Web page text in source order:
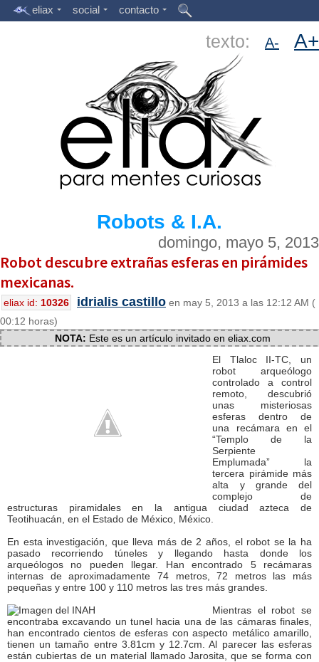
eliax social contacto
texto: A- A+
Robots & I.A.
domingo, mayo 5, 2013
Robot descubre extrañas esferas en pirámides
mexicanas.
eliax id: 10326 idrialis castillo en may 5, 2013 a las 12:12 AM (
00:12 horas)
NOTA: Este es un artículo invitado en eliax.com
El Tlaloc II-TC, un
robot arqueólogo
controlado a control
remoto, descubrió
unas misteriosas
esferas dentro de
una recámara en el
“Templo de la
Serpiente
Emplumada” la
tercera pirámide más
alta y grande del
complejo de
estructuras piramidales en la antigua ciudad azteca de
Teotihuacán, en el Estado de México, México.
En esta investigación, que lleva más de 2 años, el robot se la ha
pasado recorriendo túneles y llegando hasta donde los
arqueólogos no pueden llegar. Han encontrado 5 recámaras
internas de aproximadamente 74 metros, 72 metros las más
pequeñas y entre 100 y 110 metros las tres más grandes.
Mientras el robot se
encontraba excavando un tunel hacia una de las cámaras finales,
han encontrado cientos de esferas con aspecto metálico amarillo,
tienen un tamaño entre 3.81cm y 12.7cm. Al parecer las esferas
están cubiertas de un material llamado Jarosita, que se forma con